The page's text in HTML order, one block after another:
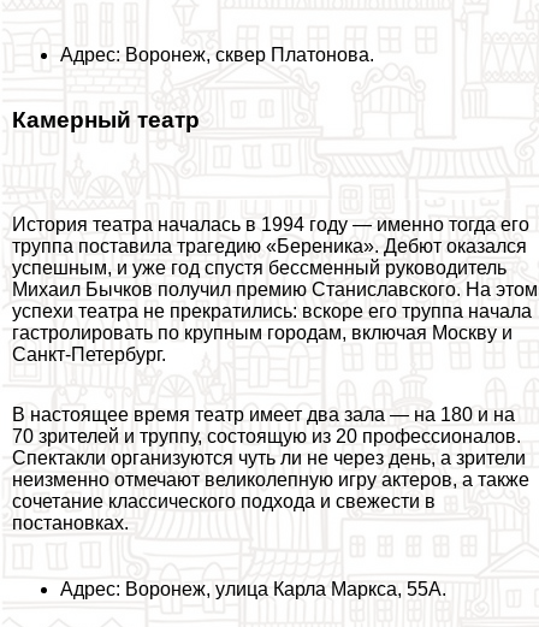
Адрес: Воронеж, сквер Платонова.
Камерный театр
История театра началась в 1994 году — именно тогда его
труппа поставила трагедию «Береника». Дебют оказался
успешным, и уже год спустя бессменный руководитель
Михаил Бычков получил премию Станиславского. На этом
успехи театра не прекратились: вскоре его труппа начала
гастролировать по крупным городам, включая Москву и
Санкт-Петербург.
В настоящее время театр имеет два зала — на 180 и на
70 зрителей и труппу, состоящую из 20 профессионалов.
Спектакли организуются чуть ли не через день, а зрители
неизменно отмечают великолепную игру актеров, а также
сочетание классического подхода и свежести в
постановках.
Адрес: Воронеж, улица Карла Маркса, 55А.